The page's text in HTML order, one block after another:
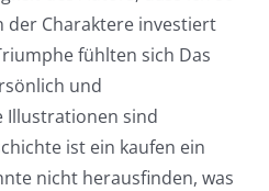
der Charaktere investiert
fühlten sich Das
und
Illustrationen sind
ist ein kaufen ein
nicht herausfinden, was